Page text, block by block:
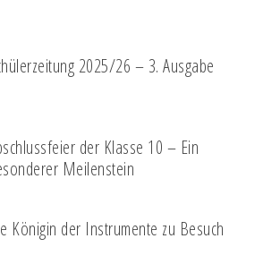
2025/26 – 3. Ausgabe
der Klasse 10 – Ein
Meilenstein
Königin der Instrumente zu Besuch